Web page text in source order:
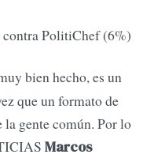
PolitiChef (6%)
bien hecho, es un
que un formato de
la gente común. Por lo
Marcos